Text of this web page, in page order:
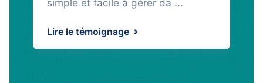
simple et facile à gérer da ...
Lire le témoignage